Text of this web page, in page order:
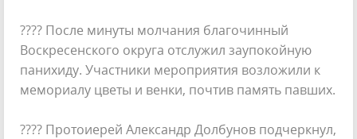
???? После минуты молчания благочинный
Воскресенского округа отслужил заупокойную
панихиду. Участники мероприятия возложили к
мемориалу цветы и венки, почтив память павших.
???? Протоиерей Александр Долбунов подчеркнул,